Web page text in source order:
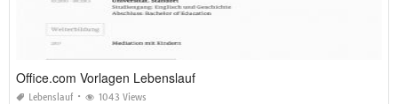
Office.com Vorlagen Lebenslauf
Lebenslauf 1043 Views